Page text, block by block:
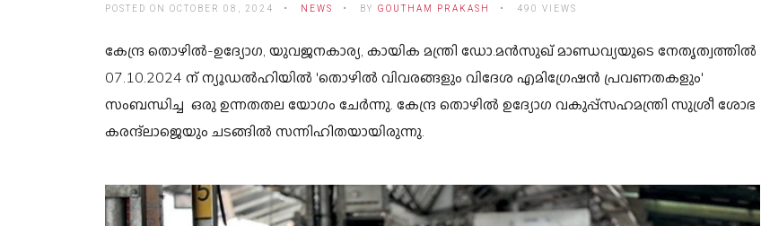
POSTED ON OCTOBER 08, 2024 NEWS BY GOUTHAM PRAKASH 490 VIEWS
കേന്ദ്ര തൊഴിൽ-ഉദ്യോഗ, യുവജനകാര്യ, കായിക മന്ത്രി ഡോ.മൻസുഖ് മാണ്ഡവ്യയുടെ നേതൃത്വത്തിൽ
07.10.2024 ന് ന്യൂഡൽഹിയിൽ 'തൊഴിൽ വിവരങ്ങളും വിദേശ എമിഗ്രേഷൻ പ്രവണതകളും'
സംബന്ധിച്ച ഒരു ഉന്നതതല യോഗം ചേർന്നു. കേന്ദ്ര തൊഴിൽ ഉദ്യോഗ വകുപ്പ്സഹമന്ത്രി സുശ്രീ ശോഭ
കരന്ദ്‌ലാജെയും ചടങ്ങിൽ സന്നിഹിതയായിരുന്നു.